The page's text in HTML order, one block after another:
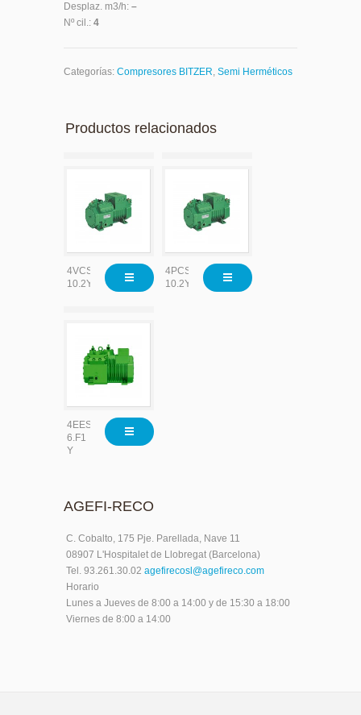
Desplaz. m3/h: –
Nº cil.: 4
Categorías: Compresores BITZER, Semi Herméticos
Productos relacionados
4VCS-
10.2Y
4PCS-
10.2Y
4EES-
6.F1
Y
AGEFI-RECO
C. Cobalto, 175 Pje. Parellada, Nave 11
08907 L'Hospitalet de Llobregat (Barcelona)
Tel. 93.261.30.02 agefirecosl@agefireco.com
Horario
Lunes a Jueves de 8:00 a 14:00 y de 15:30 a 18:00
Viernes de 8:00 a 14:00